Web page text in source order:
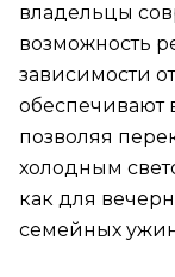
владельцы
возможность
зависимости
обеспечивают
позволяя
холодным
как для
семейных